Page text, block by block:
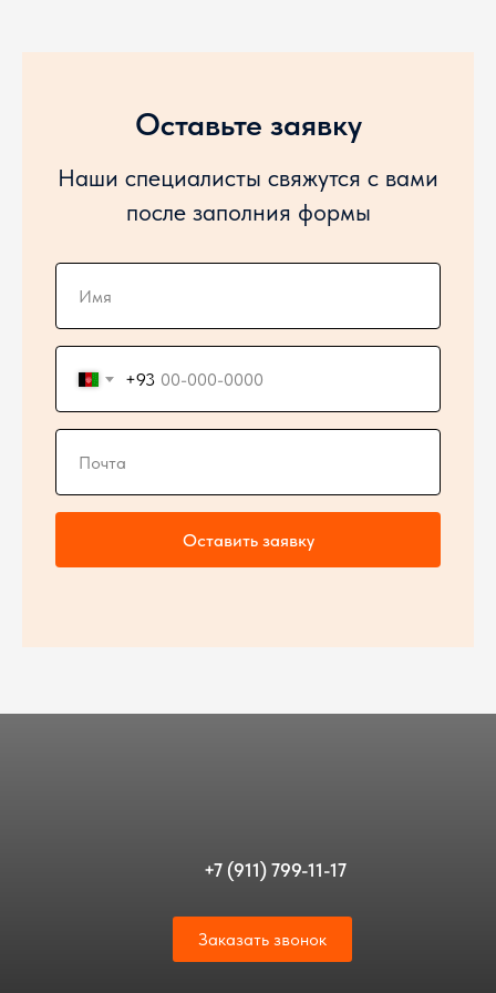
Оставьте заявку
Наши специалисты свяжутся с вами
после заполния формы
+93
Оставить заявку
Заказать звонок
+7 (911) 799-11-17